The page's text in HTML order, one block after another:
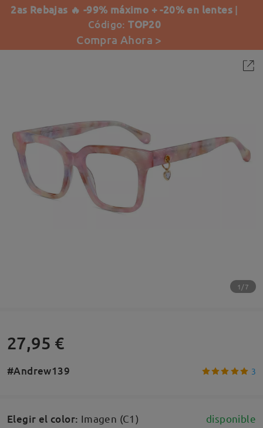
2as Rebajas 🔥 -99% máximo + -20% en lentes |
Código:TOP20
Compra Ahora >
1/7
27,95 €
#Andrew139 3
Elegir el color: Imagen (C1) disponible